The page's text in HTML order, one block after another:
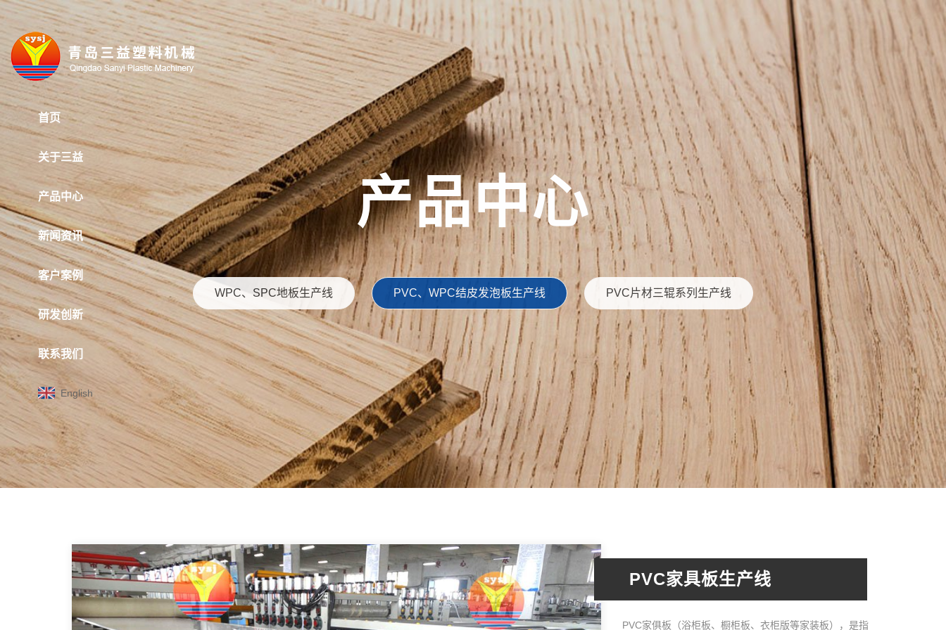
English
首页
关于三益
产品中心
新闻资讯
客户案例
研发创新
联系我们
English
产品中心
WPC、SPC地板生产线 PVC、WPC结皮发泡板生产线 PVC片材三辊系列生产线
PVC家具板生产线
PVC家俱板（浴柜板、橱柜板、衣柜版等家装板），是指